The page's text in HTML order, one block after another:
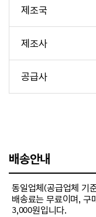
제조국
제조사
공급사
배송안내
동일업체(공급업체 기
배송료는 무료이며, 구
3,000원입니다.